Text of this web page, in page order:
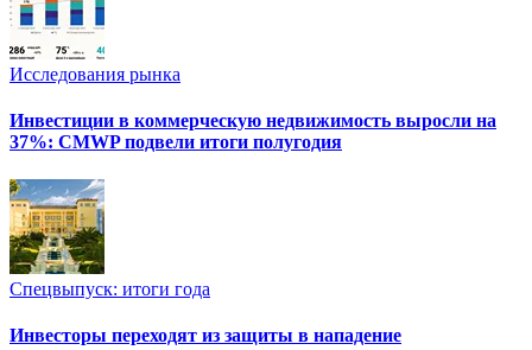
Исследования рынка
Инвестиции в коммерческую недвижимость выросли на
37%: CMWP подвели итоги полугодия
Спецвыпуск: итоги года
Инвесторы переходят из защиты в нападение